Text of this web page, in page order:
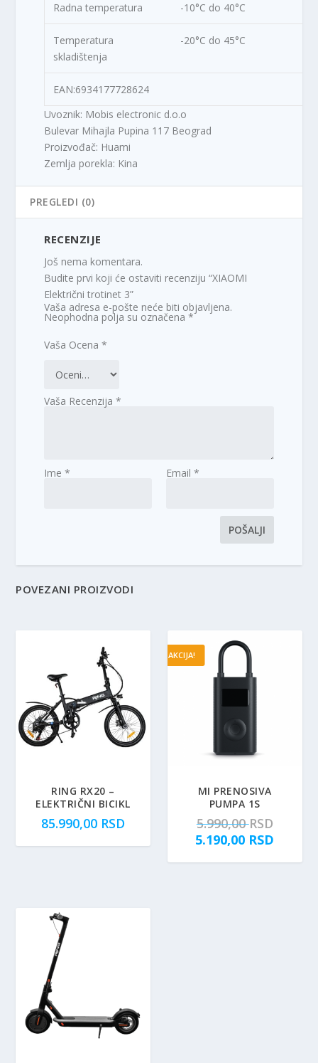
Radna temperatura -10°C do 40°C
Temperatura
skladištenja
-20°C do 45°C
EAN:6934177728624
Uvoznik: Mobis electronic d.o.o
Bulevar Mihajla Pupina 117 Beograd
Proizvođač: Huami
Zemlja porekla: Kina
PREGLEDI (0)
RECENZIJE
Još nema komentara.
Budite prvi koji će ostaviti recenziju “XIAOMI
Električni trotinet 3”
Vaša adresa e-pošte neće biti objavljena.
Neophodna polja su označena*
Vaša Ocena*
Vaša Recenzija*
Ime* Email *
POVEZANI PROIZVODI
RING RX20 –
ELEKTRIČNI BICIKL
85.990,00 RSD
AKCIJA!
MI PRENOSIVA
PUMPA 1S
5.990,00RSDO
r
5.190,00 RSD